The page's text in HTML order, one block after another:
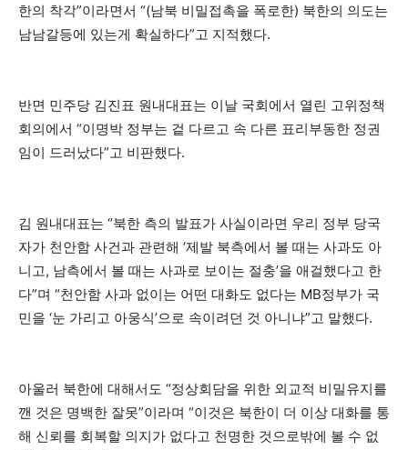
한의 착각”이라면서 “(남북 비밀접촉을 폭로한) 북한의 의도는
남남갈등에 있는게 확실하다”고 지적했다.
반면 민주당 김진표 원내대표는 이날 국회에서 열린 고위정책
회의에서 “이명박 정부는 겉 다르고 속 다른 표리부동한 정권
임이 드러났다”고 비판했다.
김 원내대표는 “북한 측의 발표가 사실이라면 우리 정부 당국
자가 천안함 사건과 관련해 ‘제발 북측에서 볼 때는 사과도 아
니고, 남측에서 볼 때는 사과로 보이는 절충’을 애걸했다고 한
다”며 “천안함 사과 없이는 어떤 대화도 없다는 MB정부가 국
민을 ‘눈 가리고 아웅식’으로 속이려던 것 아니냐”고 말했다.
아울러 북한에 대해서도 “정상회담을 위한 외교적 비밀유지를
깬 것은 명백한 잘못”이라며 “이것은 북한이 더 이상 대화를 통
해 신뢰를 회복할 의지가 없다고 천명한 것으로밖에 볼 수 없